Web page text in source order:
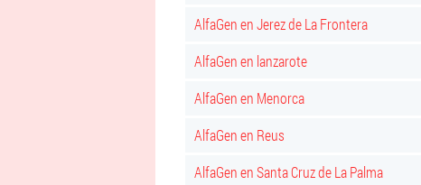
AlfaGen en Jerez de La Frontera
AlfaGen en lanzarote
AlfaGen en Menorca
AlfaGen en Reus
AlfaGen en Santa Cruz de La Palma